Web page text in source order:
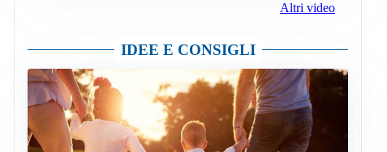
Altri video
IDEE E CONSIGLI